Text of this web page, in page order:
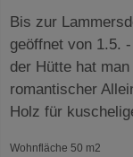
Bis zur
geöffnet von 1.5.
der Hütte hat
romantischer
Holz für
Wohnfläche 50 m2